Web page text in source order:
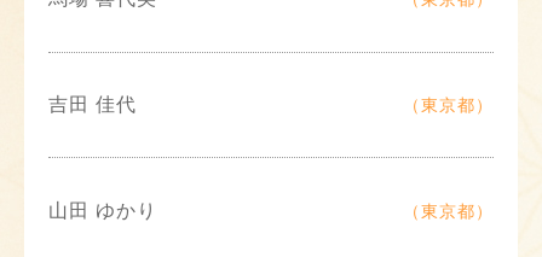
吉田 佳代 （東京都）
山田 ゆかり （東京都）